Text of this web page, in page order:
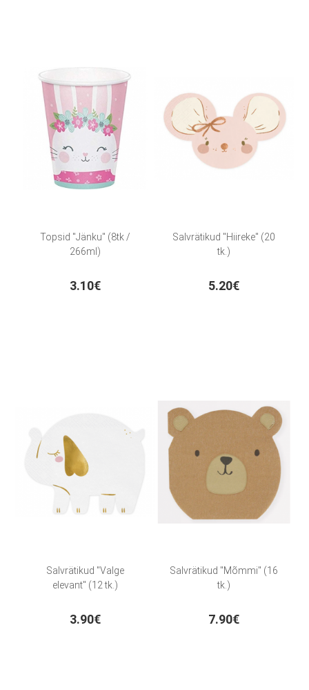
Topsid "Jänku" (8tk /
266ml)
3.10€
Salvrätikud "Hiireke" (20
tk.)
5.20€
Salvrätikud "Valge
elevant" (12 tk.)
3.90€
Salvrätikud "Mõmmi" (16
tk.)
7.90€